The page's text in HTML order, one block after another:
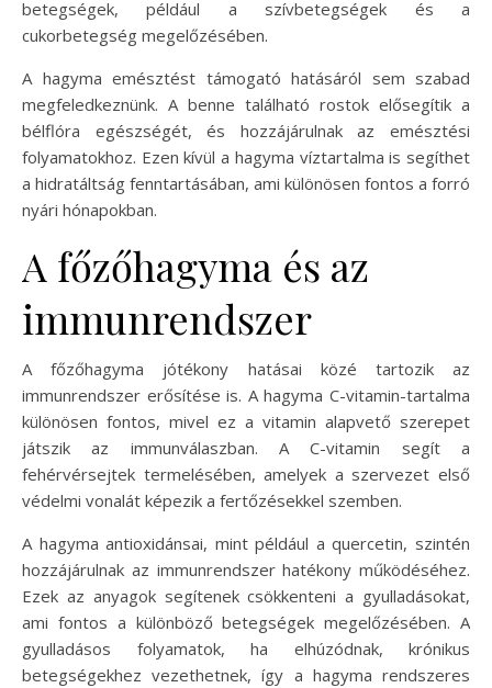
betegségek, például a szívbetegségek és a
cukorbetegség megelőzésében.
A hagyma emésztést támogató hatásáról sem szabad
megfeledkeznünk. A benne található rostok elősegítik a
bélflóra egészségét, és hozzájárulnak az emésztési
folyamatokhoz. Ezen kívül a hagyma víztartalma is segíthet
a hidratáltság fenntartásában, ami különösen fontos a forró
nyári hónapokban.
A főzőhagyma és az
immunrendszer
A főzőhagyma jótékony hatásai közé tartozik az
immunrendszer erősítése is. A hagyma C-vitamin-tartalma
különösen fontos, mivel ez a vitamin alapvető szerepet
játszik az immunválaszban. A C-vitamin segít a
fehérvérsejtek termelésében, amelyek a szervezet első
védelmi vonalát képezik a fertőzésekkel szemben.
A hagyma antioxidánsai, mint például a quercetin, szintén
hozzájárulnak az immunrendszer hatékony működéséhez.
Ezek az anyagok segítenek csökkenteni a gyulladásokat,
ami fontos a különböző betegségek megelőzésében. A
gyulladásos folyamatok, ha elhúzódnak, krónikus
betegségekhez vezethetnek, így a hagyma rendszeres